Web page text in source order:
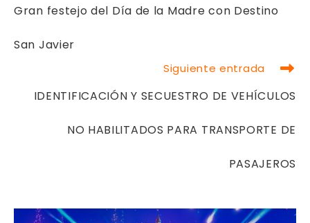
ARTÍCULOS
Gran festejo del Día de la Madre con Destino
San Javier
Siguiente entrada
IDENTIFICACIÓN Y SECUESTRO DE VEHÍCULOS
NO HABILITADOS PARA TRANSPORTE DE
PASAJEROS